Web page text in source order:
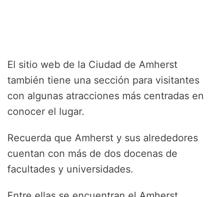
El sitio web de la Ciudad de Amherst
también tiene una sección para visitantes
con algunas atracciones más centradas en
conocer el lugar.
Recuerda que Amherst y sus alrededores
cuentan con más de dos docenas de
facultades y universidades.